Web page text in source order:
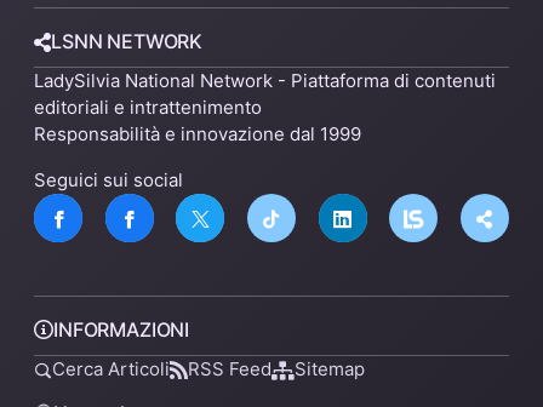
LSNN NETWORK
LadySilvia National Network - Piattaforma di contenuti
editoriali e intrattenimento
Responsabilità e innovazione dal 1999
Seguici sui social
INFORMAZIONI
Cerca Articoli RSS Feed Sitemap